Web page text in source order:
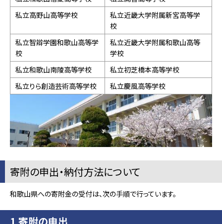
私立高野山高等学校
私立近畿大学附属新宮高等学
校
私立智辯学園和歌山高等学
校
私立近畿大学附属和歌山高等
学校
私立和歌山南陵高等学校
私立初芝橋本高等学校
私立りら創造芸術高等学校
私立慶風高等学校
寄附の申出・納付方法について
和歌山県への寄附金の受付は、次の手順で行っています。